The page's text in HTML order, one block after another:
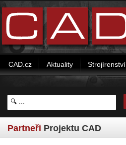
CAD.cz Aktuality Strojírenství
Partneři Projektu CAD